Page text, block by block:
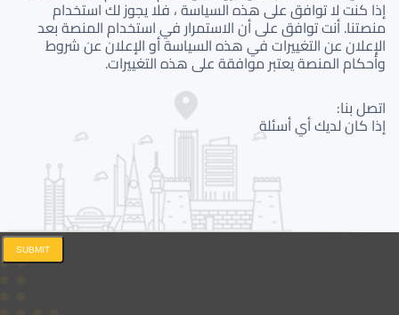
إذا كنت لا توافق على هذه السياسة ، فلا يجوز لك استخدام
منصتنا. أنت توافق على أن الاستمرار في استخدام المنصة بعد
الإعلان عن التغييرات في هذه السياسة أو الإعلان عن شروط
وأحكام المنصة يعتبر موافقة على هذه التغييرات.
اتصل بنا:
إذا كان لديك أي أسئلة
SUBMIT